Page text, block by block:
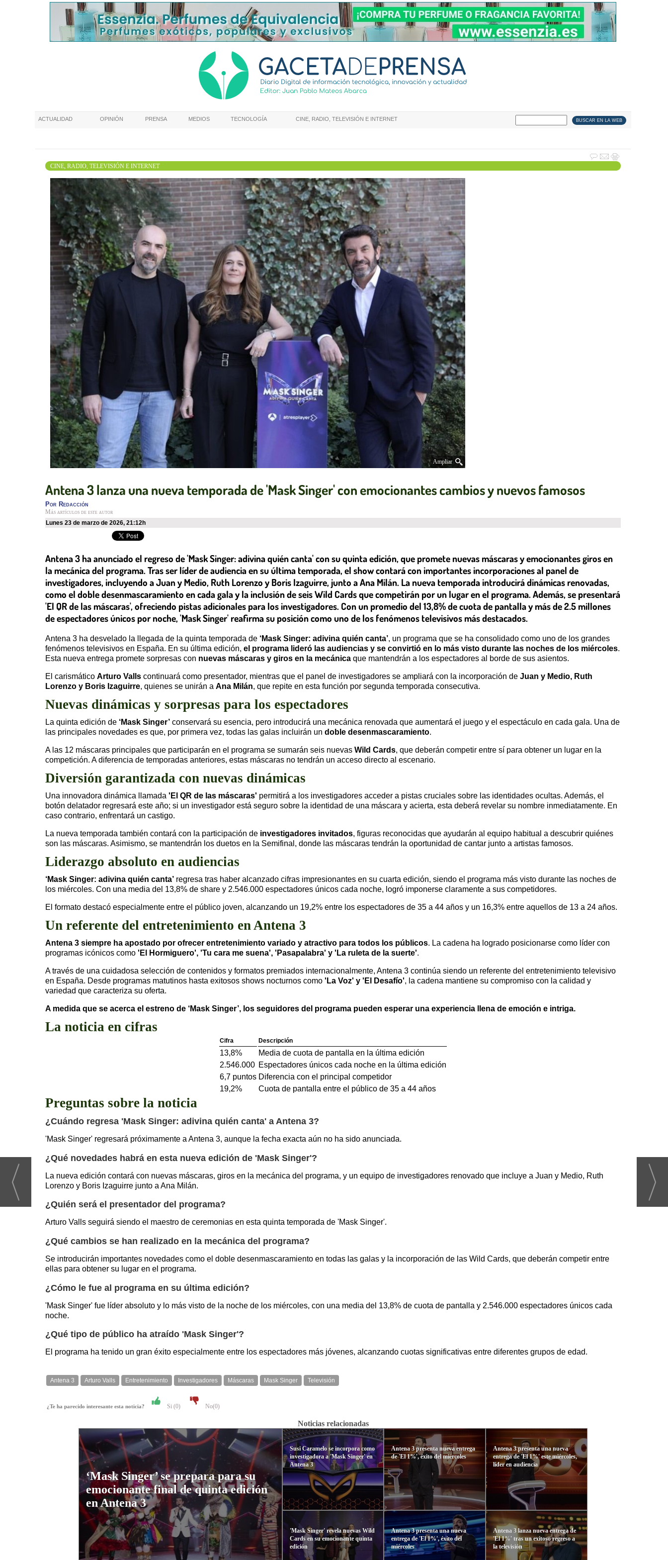
ACTUALIDAD OPINIÓN PRENSA MEDIOS TECNOLOGÍA CINE, RADIO, TELEVISIÓN E INTERNET
CINE, RADIO, TELEVISIÓN E INTERNET
Ampliar
Antena 3 lanza una nueva temporada de 'Mask Singer' con emocionantes cambios y nuevos famosos
Por Redacción
Más artículos de este autor
lunes 23 de marzo de 2026, 21:12h
Antena 3 ha anunciado el regreso de 'Mask Singer: adivina quién canta' con su quinta edición, que promete nuevas máscaras y emocionantes giros en
la mecánica del programa. Tras ser líder de audiencia en su última temporada, el show contará con importantes incorporaciones al panel de
investigadores, incluyendo a Juan y Medio, Ruth Lorenzo y Boris Izaguirre, junto a Ana Milán. La nueva temporada introducirá dinámicas renovadas,
como el doble desenmascaramiento en cada gala y la inclusión de seis Wild Cards que competirán por un lugar en el programa. Además, se presentará
'El QR de las máscaras', ofreciendo pistas adicionales para los investigadores. Con un promedio del 13,8% de cuota de pantalla y más de 2.5 millones
de espectadores únicos por noche, 'Mask Singer' reafirma su posición como uno de los fenómenos televisivos más destacados.
Antena 3 ha desvelado la llegada de la quinta temporada de ‘Mask Singer: adivina quién canta’, un programa que se ha consolidado como uno de los grandes
fenómenos televisivos en España. En su última edición, el programa lideró las audiencias y se convirtió en lo más visto durante las noches de los miércoles.
Esta nueva entrega promete sorpresas con nuevas máscaras y giros en la mecánica que mantendrán a los espectadores al borde de sus asientos.
El carismático Arturo Valls continuará como presentador, mientras que el panel de investigadores se ampliará con la incorporación de Juan y Medio, Ruth
Lorenzo y Boris Izaguirre, quienes se unirán a Ana Milán, que repite en esta función por segunda temporada consecutiva.
Nuevas dinámicas y sorpresas para los espectadores
La quinta edición de ‘Mask Singer’ conservará su esencia, pero introducirá una mecánica renovada que aumentará el juego y el espectáculo en cada gala. Una de
las principales novedades es que, por primera vez, todas las galas incluirán un doble desenmascaramiento.
A las 12 máscaras principales que participarán en el programa se sumarán seis nuevas Wild Cards, que deberán competir entre sí para obtener un lugar en la
competición. A diferencia de temporadas anteriores, estas máscaras no tendrán un acceso directo al escenario.
Diversión garantizada con nuevas dinámicas
Una innovadora dinámica llamada 'El QR de las máscaras' permitirá a los investigadores acceder a pistas cruciales sobre las identidades ocultas. Además, el
botón delatador regresará este año; si un investigador está seguro sobre la identidad de una máscara y acierta, esta deberá revelar su nombre inmediatamente. En
caso contrario, enfrentará un castigo.
La nueva temporada también contará con la participación de investigadores invitados, figuras reconocidas que ayudarán al equipo habitual a descubrir quiénes
son las máscaras. Asimismo, se mantendrán los duetos en la Semifinal, donde las máscaras tendrán la oportunidad de cantar junto a artistas famosos.
Liderazgo absoluto en audiencias
‘Mask Singer: adivina quién canta’ regresa tras haber alcanzado cifras impresionantes en su cuarta edición, siendo el programa más visto durante las noches de
los miércoles. Con una media del 13,8% de share y 2.546.000 espectadores únicos cada noche, logró imponerse claramente a sus competidores.
El formato destacó especialmente entre el público joven, alcanzando un 19,2% entre los espectadores de 35 a 44 años y un 16,3% entre aquellos de 13 a 24 años.
Un referente del entretenimiento en Antena 3
Antena 3 siempre ha apostado por ofrecer entretenimiento variado y atractivo para todos los públicos. La cadena ha logrado posicionarse como líder con
programas icónicos como 'El Hormiguero', 'Tu cara me suena', 'Pasapalabra' y 'La ruleta de la suerte'.
A través de una cuidadosa selección de contenidos y formatos premiados internacionalmente, Antena 3 continúa siendo un referente del entretenimiento televisivo
en España. Desde programas matutinos hasta exitosos shows nocturnos como 'La Voz' y 'El Desafío', la cadena mantiene su compromiso con la calidad y
variedad que caracteriza su oferta.
A medida que se acerca el estreno de ‘Mask Singer’, los seguidores del programa pueden esperar una experiencia llena de emoción e intriga.
La noticia en cifras
Cifra Descripción
13,8%
Media de cuota de pantalla en la última edición
2.546.000 Espectadores únicos cada noche en la última edición
6,7 puntos Diferencia con el principal competidor
19,2%
Cuota de pantalla entre el público de 35 a 44 años
Preguntas sobre la noticia
¿Cuándo regresa 'Mask Singer: adivina quién canta' a Antena 3?
'Mask Singer' regresará próximamente a Antena 3, aunque la fecha exacta aún no ha sido anunciada.
¿Qué novedades habrá en esta nueva edición de 'Mask Singer'?
La nueva edición contará con nuevas máscaras, giros en la mecánica del programa, y un equipo de investigadores renovado que incluye a Juan y Medio, Ruth
Lorenzo y Boris Izaguirre junto a Ana Milán.
¿Quién será el presentador del programa?
Arturo Valls seguirá siendo el maestro de ceremonias en esta quinta temporada de 'Mask Singer'.
¿Qué cambios se han realizado en la mecánica del programa?
Se introducirán importantes novedades como el doble desenmascaramiento en todas las galas y la incorporación de las Wild Cards, que deberán competir entre
ellas para obtener su lugar en el programa.
¿Cómo le fue al programa en su última edición?
'Mask Singer' fue líder absoluto y lo más visto de la noche de los miércoles, con una media del 13,8% de cuota de pantalla y 2.546.000 espectadores únicos cada
noche.
¿Qué tipo de público ha atraído 'Mask Singer'?
El programa ha tenido un gran éxito especialmente entre los espectadores más jóvenes, alcanzando cuotas significativas entre diferentes grupos de edad.
Antena 3 Arturo Valls Entretenimiento Investigadores Máscaras Mask Singer Televisión
¿Te ha parecido interesante esta noticia? Si (0) No(0)
Noticias relacionadas
‘Mask Singer’ se prepara para su
emocionante final de quinta edición
en Antena 3
Susi Caramelo se incorpora como
investigadora a 'Mask Singer' en
Antena 3
'Mask Singer' revela nuevas Wild
Cards en su emocionante quinta
edición
Antena 3 presenta nueva entrega
de 'El 1%', éxito del miércoles
Antena 3 presenta una nueva
entrega de 'El 1%', éxito del
miércoles
Antena 3 presenta una nueva
entrega de 'El 1%' este miércoles,
líder en audiencia
Antena 3 lanza nueva entrega de
'El 1%' tras un exitoso regreso a
la televisión